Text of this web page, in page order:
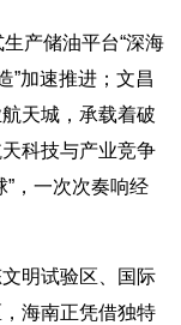
产储油平台“深海
”加速推进；文昌
天城，承载着破
科技与产业竞争
”，一次次奏响经
明试验区、国际
海南正凭借独特